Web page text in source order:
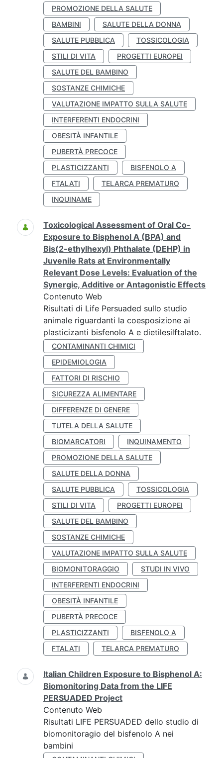
PROMOZIONE DELLA SALUTE
BAMBINI
SALUTE DELLA DONNA
SALUTE PUBBLICA
TOSSICOLOGIA
STILI DI VITA
PROGETTI EUROPEI
SALUTE DEL BAMBINO
SOSTANZE CHIMICHE
VALUTAZIONE IMPATTO SULLA SALUTE
INTERFERENTI ENDOCRINI
OBESITÀ INFANTILE
PUBERTÀ PRECOCE
PLASTICIZZANTI
BISFENOLO A
FTALATI
TELARCA PREMATURO
INQUINAME
Toxicological Assessment of Oral Co-
Exposure to Bisphenol A (BPA) and
Bis(2-ethylhexyl) Phthalate (DEHP) in
Juvenile Rats at Environmentally
Relevant Dose Levels: Evaluation of the
Synergic, Additive or Antagonistic Effects
Contenuto Web
Risultati di Life Persuaded sullo studio
animale riguardanti la coesposizione ai
plasticizanti bisfenolo A e dietilesilftalato.
CONTAMINANTI CHIMICI
EPIDEMIOLOGIA
FATTORI DI RISCHIO
SICUREZZA ALIMENTARE
DIFFERENZE DI GENERE
TUTELA DELLA SALUTE
BIOMARCATORI
INQUINAMENTO
PROMOZIONE DELLA SALUTE
SALUTE DELLA DONNA
SALUTE PUBBLICA
TOSSICOLOGIA
STILI DI VITA
PROGETTI EUROPEI
SALUTE DEL BAMBINO
SOSTANZE CHIMICHE
VALUTAZIONE IMPATTO SULLA SALUTE
BIOMONITORAGGIO
STUDI IN VIVO
INTERFERENTI ENDOCRINI
OBESITÀ INFANTILE
PUBERTÀ PRECOCE
PLASTICIZZANTI
BISFENOLO A
FTALATI
TELARCA PREMATURO
Italian Children Exposure to Bisphenol A:
Biomonitoring Data from the LIFE
PERSUADED Project
Contenuto Web
Risultati LIFE PERSUADED dello studio di
biomonitoragio del bisfenolo A nei
bambini